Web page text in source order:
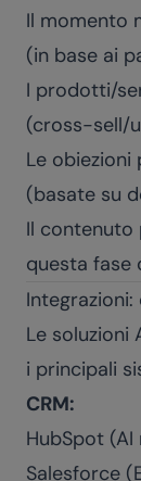
Il momento
(in base ai
I prodotti/
(cross-sell/
Le
(basate su
Il contenuto
questa fase
Integrazioni:
Le soluzioni
i principali
CRM:
HubSpot
Salesforce